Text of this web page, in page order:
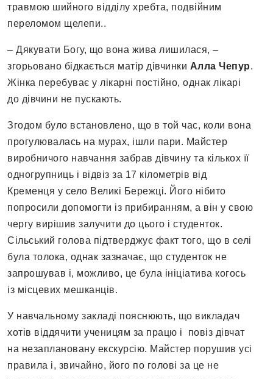
травмою шийного відділу хребта, подвійним
переломом щелепи..
– Дякувати Богу, що вона жива лишилася, –
згорьовано бідкається матір дівчинки Алла Чепур.
Жінка перебуває у лікарні постійно, однак лікарі
до дівчини не пускають.
Згодом було встановлено, що в той час, коли вона
прогулювалась на мурах, ішли пари. Майстер
виробничого навчання забрав дівчину та кількох її
одногрупниць і відвіз за 17 кілометрів від
Кременця у село Великі Бережці. Його нібито
попросили допомогти із прибиранням, а він у свою
чергу вирішив залучити до цього і студенток.
Сільський голова підтверджує факт того, що в селі
була толока, однак зазначає, що студенток не
запрошував і, можливо, це була ініціатива когось
із місцевих мешканців.
У навчальному закладі пояснюють, що викладач
хотів віддячити ученицям за працю і повіз дівчат
на незаплановану екскурсію. Майстер порушив усі
правила і, звичайно, його по голові за це не